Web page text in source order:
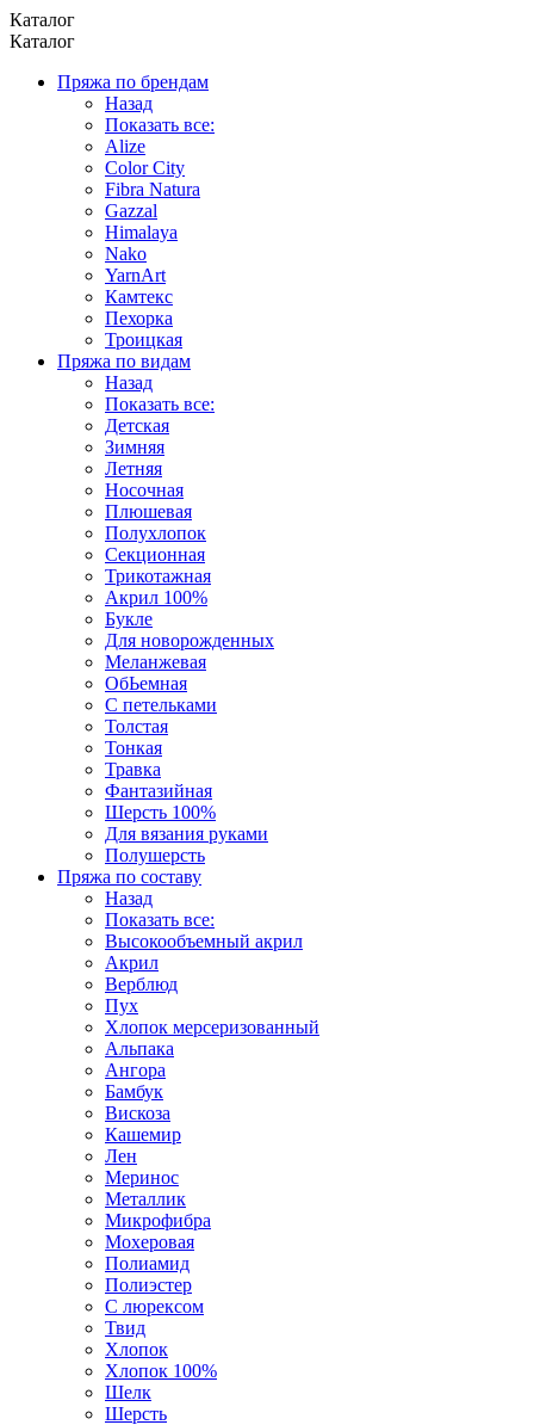
Каталог
Каталог
Пряжа по брендам
Назад
Показать все:
Alize
Color City
Fibra Natura
Gazzal
Himalaya
Nako
YarnArt
Камтекс
Пехорка
Троицкая
Пряжа по видам
Назад
Показать все:
Детская
Зимняя
Летняя
Носочная
Плюшевая
Полухлопок
Секционная
Трикотажная
Акрил 100%
Букле
Для новорожденных
Меланжевая
ОбЬемная
С петельками
Толстая
Тонкая
Травка
Фантазийная
Шерсть 100%
Для вязания руками
Полушерсть
Пряжа по составу
Назад
Показать все:
Высокообъемный акрил
Акрил
Верблюд
Пух
Хлопок мерсеризованный
Альпака
Ангора
Бамбук
Вискоза
Кашемир
Лен
Меринос
Металлик
Микрофибра
Мохеровая
Полиамид
Полиэстер
С люрексом
Твид
Хлопок
Хлопок 100%
Шелк
Шерсть